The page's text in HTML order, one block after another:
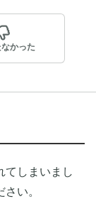
かった
てしまいまし
い。